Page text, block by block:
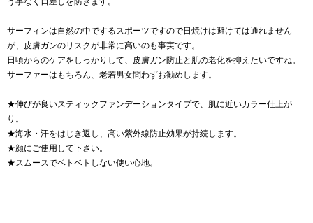
サーフィンは自然の中でするスポーツですので日焼けは避けては通れません
が、皮膚ガンのリスクが非常に高いのも事実です。
日頃からのケアをしっかりして、皮膚ガン防止と肌の老化を抑えたいですね。
サーファーはもちろん、老若男女問わずお勧めします。
★伸びが良いスティックファンデーションタイプで、肌に近いカラー仕上が
り。
★海水・汗をはじき返し、高い紫外線防止効果が持続します。
★顔にご使用して下さい。
★スムースでベトベトしない使い心地。